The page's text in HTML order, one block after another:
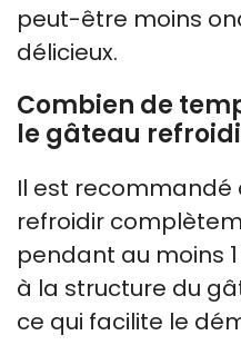
peut-être moins
délicieux.
Combien de
le gâteau
Il est recommandé
refroidir
pendant au moins
à la structure du
ce qui facilite le